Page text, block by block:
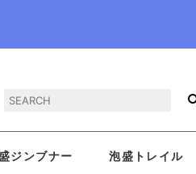
ジンブナー 泡盛トレイル